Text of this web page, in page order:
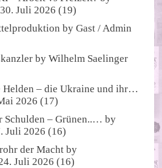
30. Juli 2026 (19)
byGast / Admin
byWilhelm Saelinger
Helden – die Ukraine und ihr…
2026 (17)
Schulden – Grünen..… by
Juli 2026 (16)
der Macht by
Juli 2026 (16)